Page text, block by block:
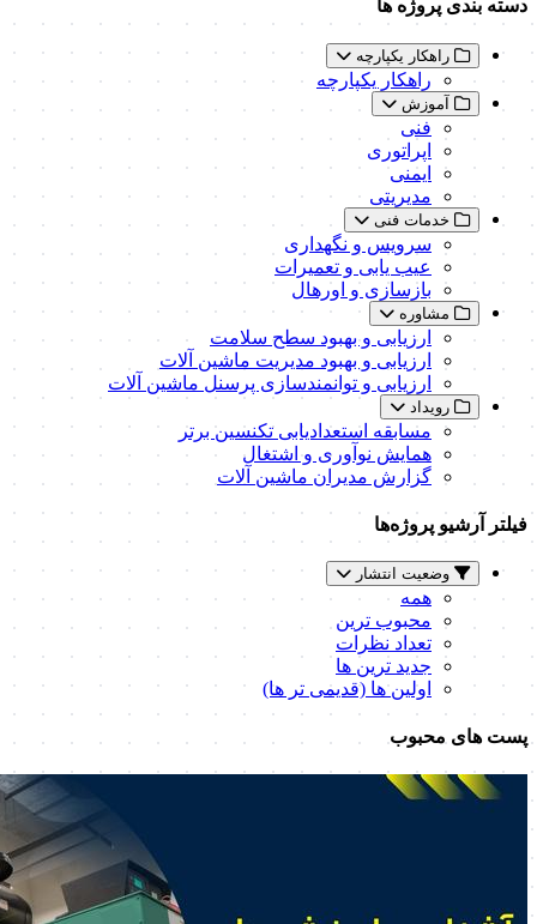
دسته بندی پروژه ها
راهکار یکپارچه
راهکار یکپارچه
آموزش
فنی
اپراتوری
ایمنی
مدیریتی
خدمات فنی
سرویس و نگهداری
عیب یابی و تعمیرات
بازسازی و اورهال
مشاوره
ارزیابی و بهبود سطح سلامت
ارزیابی و بهبود مدیریت ماشین آلات
ارزیابی و توانمندسازی پرسنل ماشین آلات
رویداد
مسابقه استعدادیابی تکنسین برتر
همایش نوآوری و اشتغال
گزارش مدیران ماشین آلات
فیلتر آرشیو پروژه‌ها
وضعیت انتشار
همه
محبوب ترین
تعداد نظرات
جدید ترین ها
اولین ها (قدیمی تر ها)
پست های محبوب